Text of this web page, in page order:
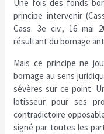
Une fois des fonds
principe intervenir
Cass. 3e civ., 16 mai
résultant du bornage
Mais ce principe ne
bornage au sens
sévères sur ce point.
lotisseur pour ses
contradictoire
signé par toutes les